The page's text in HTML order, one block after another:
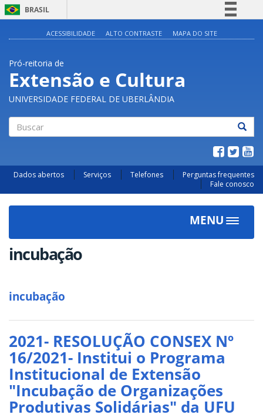
BRASIL
Acesso à informação
Legislação
Canais
ACESSIBILIDADE ALTO CONTRASTE MAPA DO SITE
Pró-reitoria de
Extensão e Cultura
UNIVERSIDADE FEDERAL DE UBERLÂNDIA
Dados abertos Serviços Telefones
Perguntas frequentes
Fale conosco
MENU
Toggle
incubação
incubação
2021- RESOLUÇÃO CONSEX Nº
16/2021- Institui o Programa
Institucional de Extensão
"Incubação de Organizações
Produtivas Solidárias" da UFU